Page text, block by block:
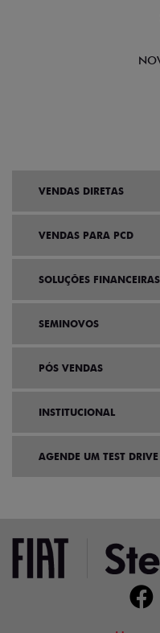
VENDAS DIRETAS
VENDAS PARA PCD
SOLUÇÕES FINANCEIRAS
SEMINOVOS
PÓS VENDAS
INSTITUCIONAL
AGENDE UM TEST DRIVE